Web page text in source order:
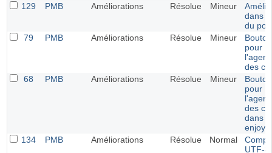
129
PMB Améliorations Résolue Mineur
dans
du
79
PMB Améliorations Résolue Mineur
pour
des
68
PMB Améliorations Résolue Mineur
pour
des
dans
enjoy
134
PMB Améliorations Résolue Normal
UTF-8